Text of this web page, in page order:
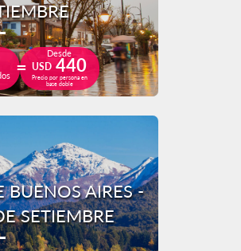
Desde
USD 440
Precio por persona en
base doble
BUENOS AIRES -
SETIEMBRE